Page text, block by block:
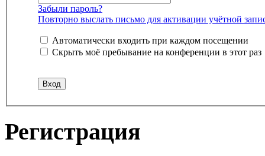
Забыли пароль?
Повторно выслать письмо для активации учётной
Автоматически входить при каждом посещении
Скрыть моё пребывание на конференции в этот раз
Регистрация